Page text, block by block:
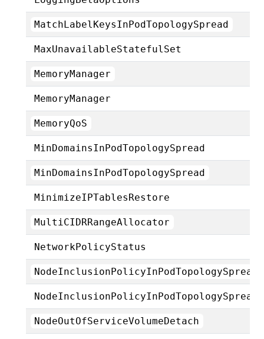
MatchLabelKeysInPodTopologySpread
MaxUnavailableStatefulSet
MemoryManager
MemoryManager
MemoryQoS
MinDomainsInPodTopologySpread
MinDomainsInPodTopologySpread
MinimizeIPTablesRestore
MultiCIDRRangeAllocator
NetworkPolicyStatus
NodeInclusionPolicyInPodTopologySpread
NodeInclusionPolicyInPodTopologySpread
NodeOutOfServiceVolumeDetach